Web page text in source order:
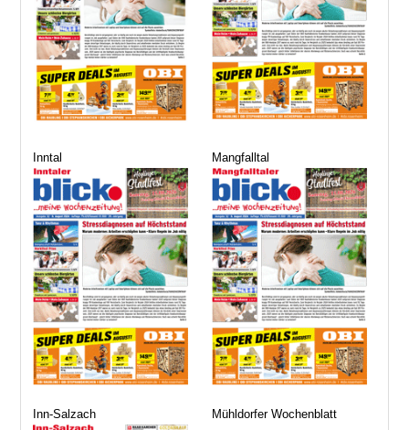
Inntal Mangfalltal
Inn-Salzach Mühldorfer Wochenblatt